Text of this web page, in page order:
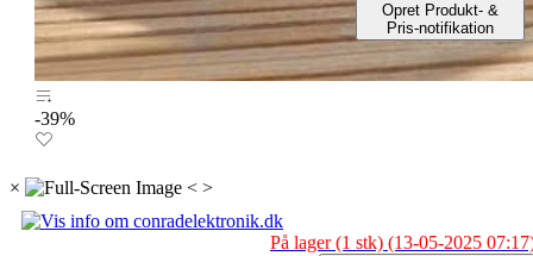
-39%
Opret Produkt- &
Pris-notifikation
× < >
På lager (1 stk) (13-05-2025